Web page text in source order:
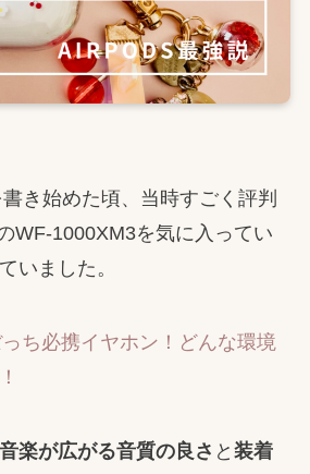
き始めた頃、当時すごく評判
WF-1000XM3を気に入ってい
いました。
ち必携イヤホン！どんな環境
楽が広がる音質の良さ と 装着